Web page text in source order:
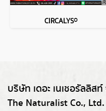
CIRCALYS®
บริษัท เดอะ เนเชอรัลลิส
The Naturalist Co., Ltd.